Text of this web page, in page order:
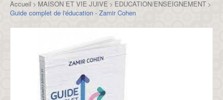
Accueil > MAISON ET VIE JUIVE > EDUCATION/ENSEIGNEMENT >
Guide complet de l'éducation - Zamir Cohen